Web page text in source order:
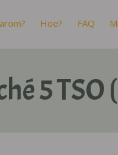
Hoe? FAQ
5 TSO